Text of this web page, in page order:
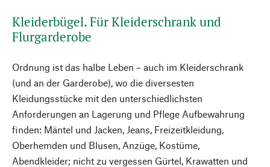
Kleiderbügel. Für Kleiderschrank und
Flurgarderobe
Ordnung ist das halbe Leben – auch im Kleiderschrank
(und an der Garderobe), wo die diversesten
Kleidungsstücke mit den unterschiedlichsten
Anforderungen an Lagerung und Pflege Aufbewahrung
finden: Mäntel und Jacken, Jeans, Freizeitkleidung,
Oberhemden und Blusen, Anzüge, Kostüme,
Abendkleider; nicht zu vergessen Gürtel, Krawatten und